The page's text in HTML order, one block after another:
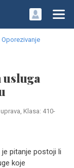
Oporezivanje
usluga
Klasa: 410-
pitanje postoji li
koje